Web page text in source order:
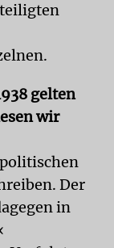
gelten
wir
Der
in